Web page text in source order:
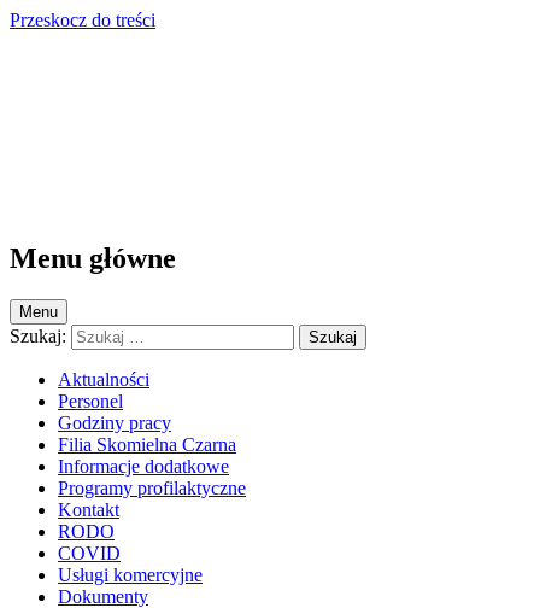
Przeskocz do treści
Menu główne
Menu
Szukaj:
Aktualności
Personel
Godziny pracy
Filia Skomielna Czarna
Informacje dodatkowe
Programy profilaktyczne
Kontakt
RODO
COVID
Usługi komercyjne
Dokumenty